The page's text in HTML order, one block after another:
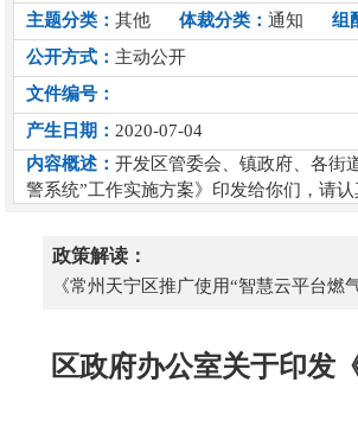
主题分类： 其他 体裁分类： 通知
组
公开方式： 主动公开
文件编号：
产生日期： 2020-07-04
内容概述： 开发区管委会、镇政府、各街
警系统”工作实施方案》印发给你们，请
政策解读：
《常州天宁区推广使用“智慧云平台
区政府办公室关于印发